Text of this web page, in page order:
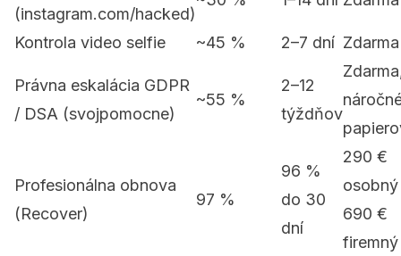
(instagram.com/hacked)
Kontrola video selfie ~45 % 2–7 dní Zdarma
Právna eskalácia GDPR
/ DSA (svojpomocne)
~55 %
2–12
týždňov
Profesionálna obnova
(Recover)
97 %
96 %
do 30
dní
290 €
690 €
firemný